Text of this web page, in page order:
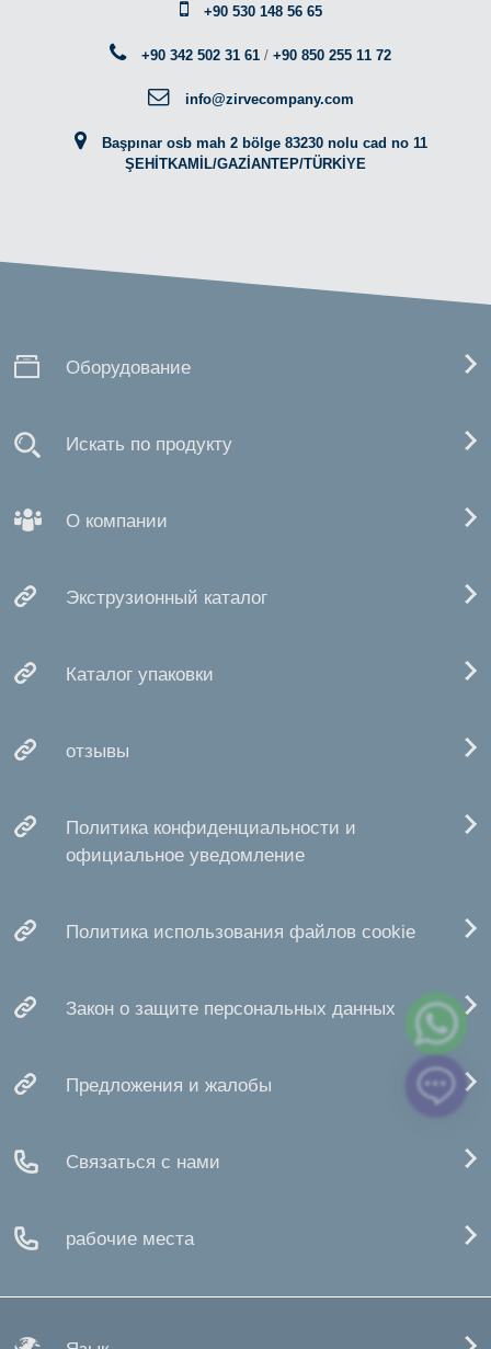
+90 530 148 56 65
+90 342 502 31 61 /+90 850 255 11 72
info@zirvecompany.com
Başpınar osb mah 2 bölge 83230 nolu cad no 11
ŞEHİTKAMİL/GAZİANTEP/TÜRKİYE
Оборудование
Искать по продукту
О компании
Экструзионный каталог
Каталог упаковки
отзывы
Политика конфиденциальности и
официальное уведомление
Политика использования файлов cookie
Закон о защите персональных данных
Предложения и жалобы
Связаться с нами
рабочие места